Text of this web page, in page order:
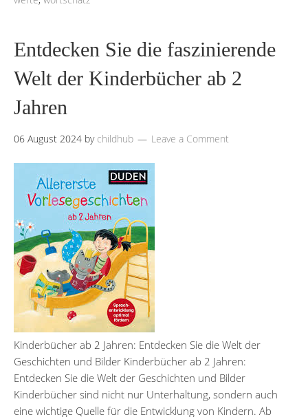
Entdecken Sie die faszinierende
Welt der Kinderbücher ab 2
Jahren
06 August 2024 by childhub Leave a Comment
Kinderbücher ab 2 Jahren: Entdecken Sie die Welt der
Geschichten und Bilder Kinderbücher ab 2 Jahren:
Entdecken Sie die Welt der Geschichten und Bilder
Kinderbücher sind nicht nur Unterhaltung, sondern auch
eine wichtige Quelle für die Entwicklung von Kindern. Ab